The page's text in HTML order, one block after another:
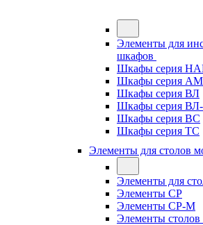
Элементы для
шкафов
Шкафы серия
Шкафы серия
Шкафы серия ВЛ
Шкафы серия
Шкафы серия ВС
Шкафы серия ТС
Элементы для столов
Элементы для
Элементы СР
Элементы СР-М
Элементы